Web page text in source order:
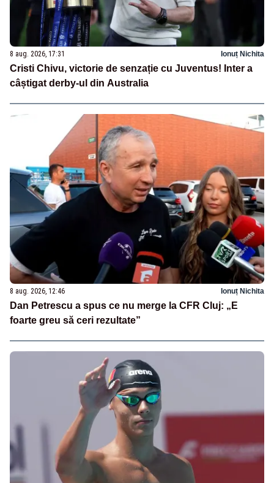
8 aug. 2026, 17:31 Ionuț Nichita
Cristi Chivu, victorie de senzație cu Juventus! Inter a
câștigat derby-ul din Australia
8 aug. 2026, 12:46 Ionuț Nichita
Dan Petrescu a spus ce nu merge la CFR Cluj: „E
foarte greu să ceri rezultate”